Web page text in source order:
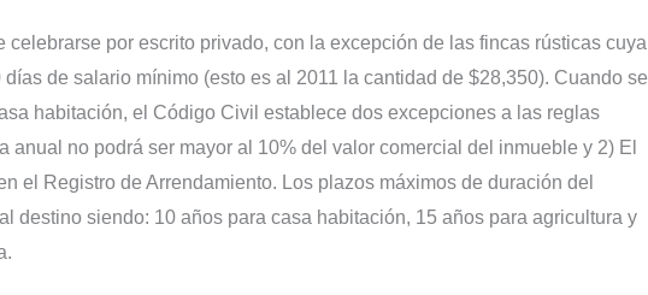
celebrarse por escrito privado, con la excepción de las fincas rústicas cuya
de salario mínimo (esto es al 2011 la cantidad de $28,350). Cuando se
habitación, el Código Civil establece dos excepciones a las reglas
anual no podrá ser mayor al 10% del valor comercial del inmueble y 2) El
el Registro de Arrendamiento. Los plazos máximos de duración del
destino siendo: 10 años para casa habitación, 15 años para agricultura y